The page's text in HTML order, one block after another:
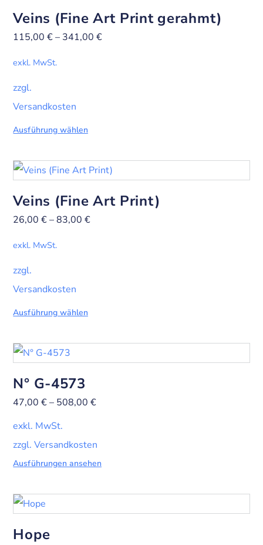
Veins (Fine Art Print gerahmt)
115,00€– 341,00€
exkl. MwSt.
zzgl.
Versandkosten
Ausführung wählen
Veins (Fine Art Print)
26,00€–83,00€
exkl. MwSt.
zzgl.
Versandkosten
Ausführung wählen
N° G-4573
47,00€– 508,00€
exkl. MwSt.
zzgl. Versandkosten
Ausführungen ansehen
Hope